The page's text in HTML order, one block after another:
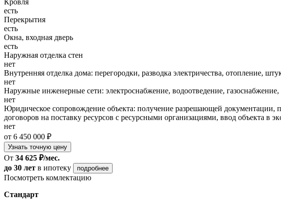
есть
Перекрытия
есть
Окна, входная дверь
есть
Наружная отделка стен
нет
Внутренняя отделка дома: перегородки, разводка электричества, отопление,
нет
Наружные инженерные сети: электроснабжение, водоотведение,
нет
Юридическое сопровождение объекта: получение разрешающей документации,
договоров на поставку ресурсов с ресурсными организациями, ввод объекта в
нет
от 6 450 000 ₽
Узнать точную цену
От 34 625 ₽/мес.
до 30 лет в ипотеку подробнее
Посмотреть комлектацию
Стандарт